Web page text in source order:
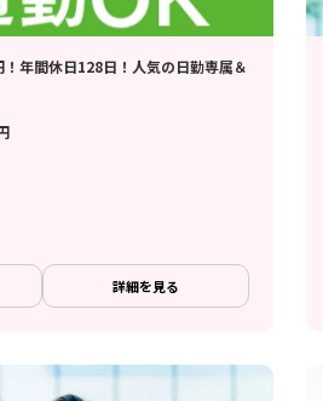
！年間休日128日！人気の日勤専属＆
詳細を見る